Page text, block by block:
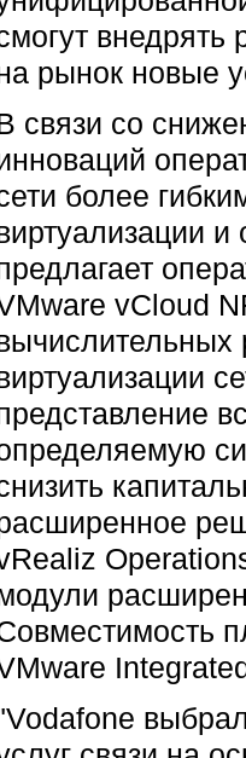
рынок новые
связи со
более
vCloud